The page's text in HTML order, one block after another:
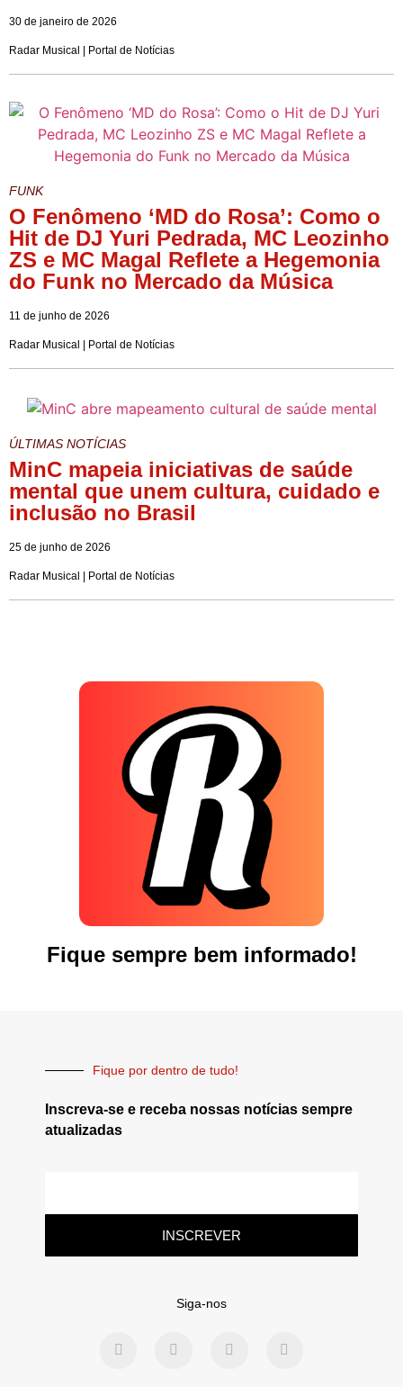
30 de janeiro de 2026
Radar Musical | Portal de Notícias
FUNK
O Fenômeno ‘MD do Rosa’: Como o
Hit de DJ Yuri Pedrada, MC Leozinho
ZS e MC Magal Reflete a Hegemonia
do Funk no Mercado da Música
11 de junho de 2026
Radar Musical | Portal de Notícias
ÚLTIMAS NOTÍCIAS
MinC mapeia iniciativas de saúde
mental que unem cultura, cuidado e
inclusão no Brasil
25 de junho de 2026
Radar Musical | Portal de Notícias
Fique sempre bem informado!
Fique por dentro de tudo!
Inscreva-se e receba nossas notícias sempre
atualizadas
INSCREVER
Siga-nos